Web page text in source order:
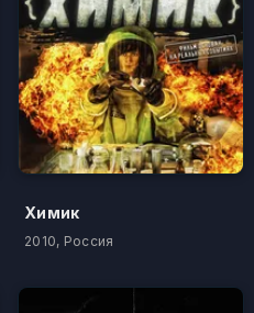
Химик
2010, Россия